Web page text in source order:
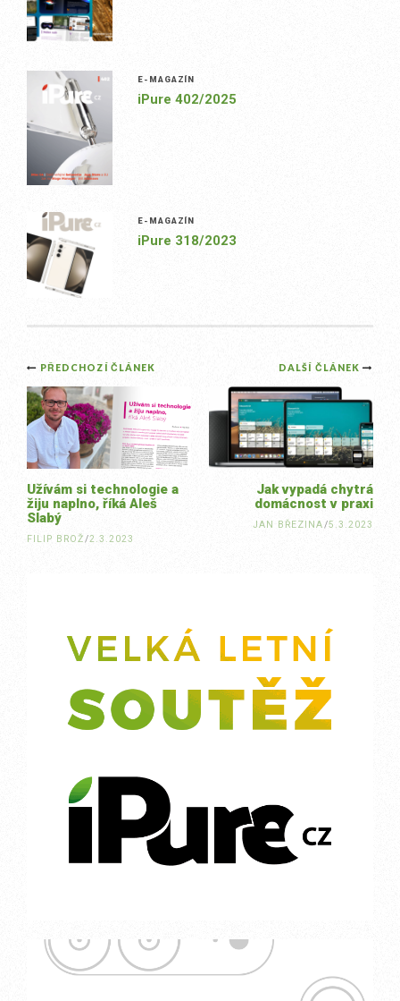
E-MAGAZÍN
iPure 402/2025
E-MAGAZÍN
iPure 318/2023
Post
navigation
DALŠÍ ČLÁNEK
Jak vypadá chytrá
domácnost v praxi
JAN BŘEZINA /5.3.2023
PŘEDCHOZÍ ČLÁNEK
Užívám si technologie a
žiju naplno, říká Aleš
Slabý
FILIP BROŽ/2.3.2023